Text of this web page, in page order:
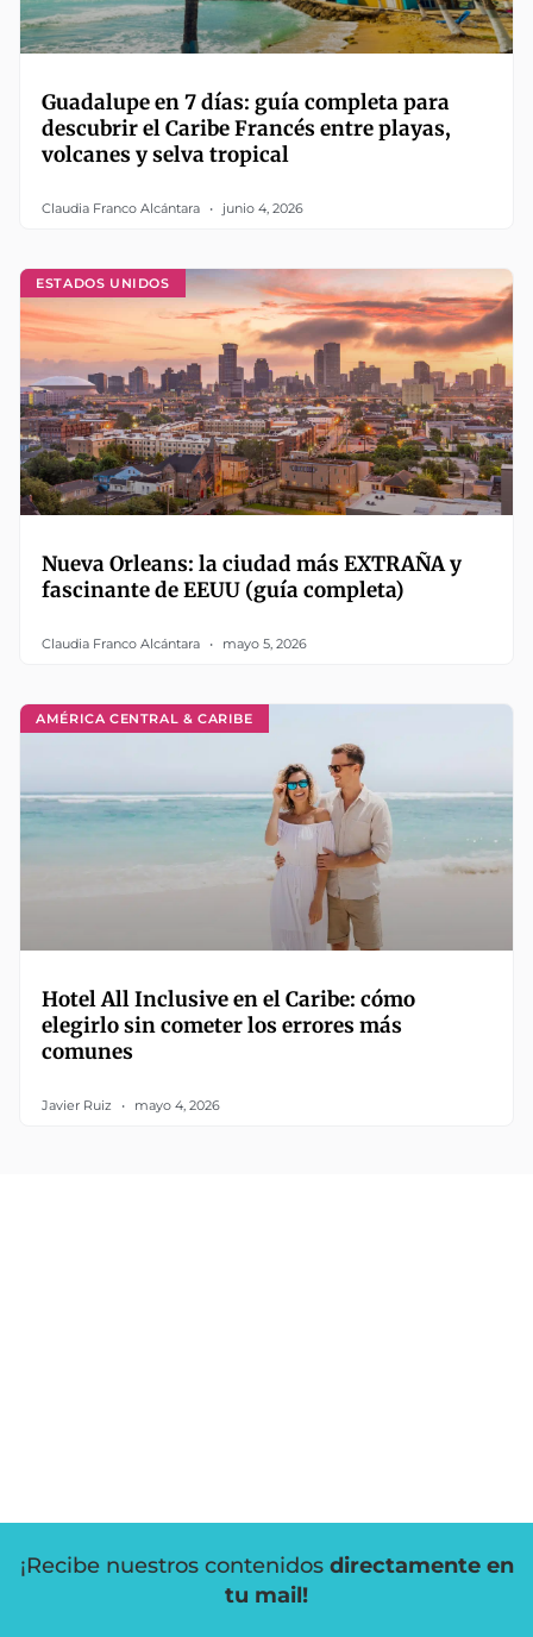
Guadalupe en 7 días: guía completa para
descubrir el Caribe Francés entre playas,
volcanes y selva tropical
Claudia Franco Alcántara junio 4, 2026
ESTADOS UNIDOS
Nueva Orleans: la ciudad más EXTRAÑA y
fascinante de EEUU (guía completa)
Claudia Franco Alcántara mayo 5, 2026
AMÉRICA CENTRAL & CARIBE
Hotel All Inclusive en el Caribe: cómo
elegirlo sin cometer los errores más
comunes
Javier Ruiz mayo 4, 2026
¡Recibe nuestros contenidos directamente en
tu mail!